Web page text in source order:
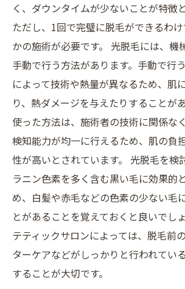
く、ダウンタイムが少ないことが特徴
ただし、1回で完璧に脱毛ができるわ
かの施術が必要です。 光脱毛には、機
手動で行う方法があります。手動で行
によって技術や熱量が異なるため、肌
り、熱ダメージを与えたりすることが
使った方法は、施術者の技術に関係な
検知能力が均一に行えるため、肌の負
性が高いとされています。 光脱毛を検
ラニン色素を多く含む黒い毛に効果的
め、白髪や赤毛などの色素の少ない毛
とがあることを覚えておくと良いでし
テティックサロンによっては、脱毛前
ターケアなどがしっかりと行われてい
することが大切です。